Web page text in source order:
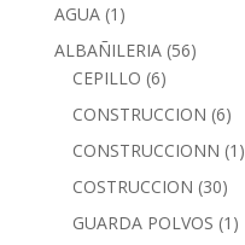
AGUA (1)
ALBAÑILERIA (56)
CEPILLO (6)
CONSTRUCCION (6)
CONSTRUCCIONN (1)
COSTRUCCION (30)
GUARDA POLVOS (1)